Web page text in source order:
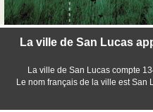
La ville de San Lucas
La ville de San Lucas compte
Le nom français de la ville est San